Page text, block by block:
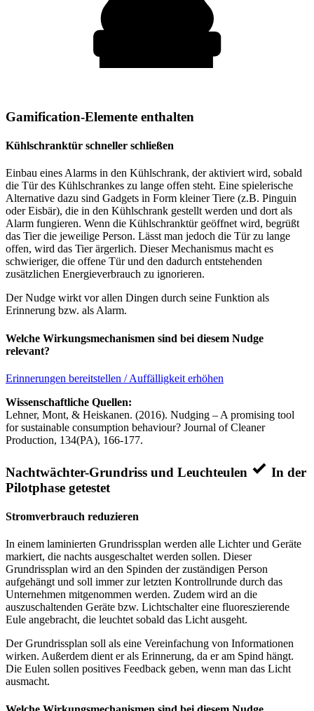
Gamification-Elemente enthalten
Kühlschranktür schneller schließen
Einbau eines Alarms in den Kühlschrank, der aktiviert wird, sobald
die Tür des Kühlschrankes zu lange offen steht. Eine spielerische
Alternative dazu sind Gadgets in Form kleiner Tiere (z.B. Pinguin
oder Eisbär), die in den Kühlschrank gestellt werden und dort als
Alarm fungieren. Wenn die Kühlschranktür geöffnet wird, begrüßt
das Tier die jeweilige Person. Lässt man jedoch die Tür zu lange
offen, wird das Tier ärgerlich. Dieser Mechanismus macht es
schwieriger, die offene Tür und den dadurch entstehenden
zusätzlichen Energieverbrauch zu ignorieren.
Der Nudge wirkt vor allen Dingen durch seine Funktion als
Erinnerung bzw. als Alarm.
Welche Wirkungsmechanismen sind bei diesem Nudge
relevant?
Erinnerungen bereitstellen / Auffälligkeit erhöhen
Wissenschaftliche Quellen:
Lehner, Mont, & Heiskanen. (2016). Nudging – A promising tool
for sustainable consumption behaviour? Journal of Cleaner
Production, 134(PA), 166-177.
Nachtwächter-Grundriss und Leuchteulen
In der
Pilotphase getestet
Stromverbrauch reduzieren
In einem laminierten Grundrissplan werden alle Lichter und Geräte
markiert, die nachts ausgeschaltet werden sollen. Dieser
Grundrissplan wird an den Spinden der zuständigen Person
aufgehängt und soll immer zur letzten Kontrollrunde durch das
Unternehmen mitgenommen werden. Zudem wird an die
auszuschaltenden Geräte bzw. Lichtschalter eine fluoreszierende
Eule angebracht, die leuchtet sobald das Licht ausgeht.
Der Grundrissplan soll als eine Vereinfachung von Informationen
wirken. Außerdem dient er als Erinnerung, da er am Spind hängt.
Die Eulen sollen positives Feedback geben, wenn man das Licht
ausmacht.